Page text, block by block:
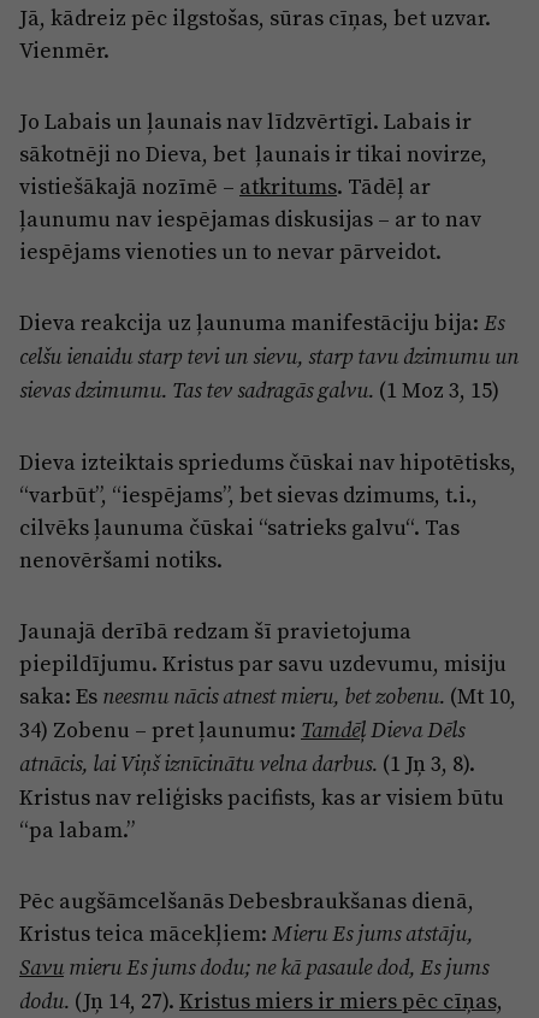
Jā, kādreiz pēc ilgstošas, sūras cīņas, bet uzvar.
Vienmēr.
Jo Labais un ļaunais nav līdzvērtīgi. Labais ir
sākotnēji no Dieva, bet ļaunais ir tikai novirze,
vistiešākajā nozīmē – atkritums. Tādēļ ar
ļaunumu nav iespējamas diskusijas – ar to nav
iespējams vienoties un to nevar pārveidot.
Dieva reakcija uz ļaunuma manifestāciju bija: Es
celšu ienaidu starp tevi un sievu, starp tavu dzimumu un
sievas dzimumu. Tas tev sadragās galvu. (1 Moz 3, 15)
Dieva izteiktais spriedums čūskai nav hipotētisks,
“varbūt”, “iespējams”, bet sievas dzimums, t.i.,
cilvēks ļaunuma čūskai “satrieks galvu“. Tas
nenovēršami notiks.
Jaunajā derībā redzam šī pravietojuma
piepildījumu. Kristus par savu uzdevumu, misiju
saka: Es neesmu nācis atnest mieru, bet zobenu. (Mt 10,
34) Zobenu – pret ļaunumu: TamdēļDieva Dēls
atnācis, lai Viņš iznīcinātu velna darbus. (1 Jņ 3, 8).
Kristus nav reliģisks pacifists, kas ar visiem būtu
“pa labam.”
Pēc augšāmcelšanās Debesbraukšanas dienā,
Kristus teica mācekļiem: Mieru Es jums atstāju,
Savu mieru Es jums dodu; ne kā pasaule dod, Es jums
dodu. (Jņ 14, 27). Kristus miers ir miers pēc cīņas,